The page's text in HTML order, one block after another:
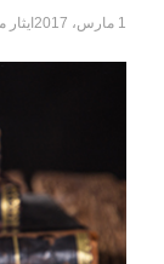
1 مارس، 2017